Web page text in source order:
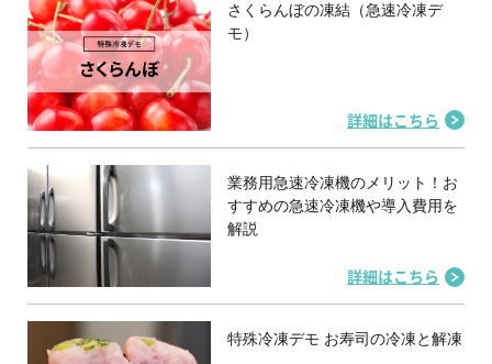
さくらんぼの凍結（急速冷凍デ
モ）
詳細はこちら
業務用急速冷凍機のメリット！お
すすめの急速冷凍機や導入費用を
解説
詳細はこちら
特殊冷凍デモ お寿司の冷凍と解凍